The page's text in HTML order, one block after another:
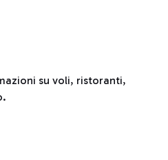
su voli, ristoranti,